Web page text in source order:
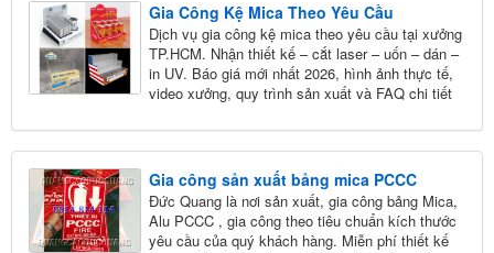
Gia Công Kệ Mica Theo Yêu Cầu
Dịch vụ gia công kệ mica theo yêu cầu tại xưởng
TP.HCM. Nhận thiết kế – cắt laser – uốn – dán –
in UV. Báo giá mới nhất 2026, hình ảnh thực tế,
video xưởng, quy trình sản xuất và FAQ chi tiết
Gia công sản xuất bảng mica PCCC
Đức Quang là nơi sản xuất, gia công bảng Mica,
Alu PCCC , gia công theo tiêu chuẩn kích thước
yêu cầu của quý khách hàng. Miễn phí thiết kế